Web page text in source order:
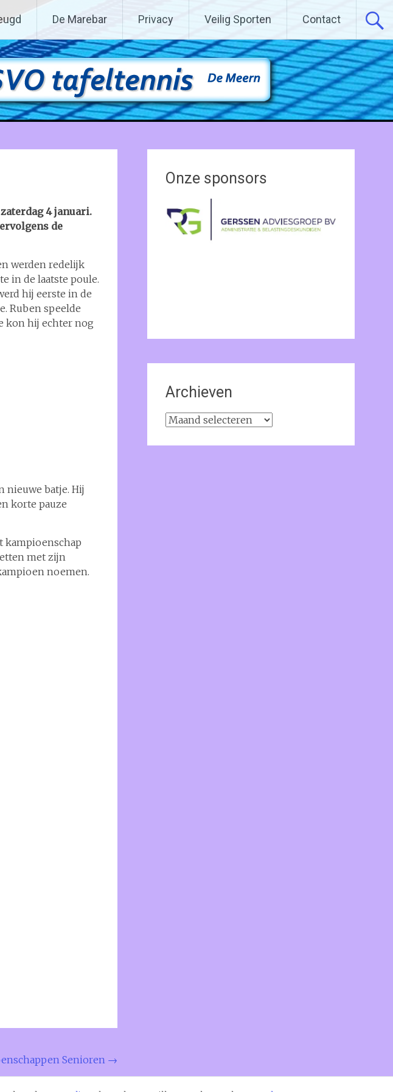
De Marebar Privacy Veilig Sporten Contact
4 januari.
de
werden redelijk
in de laatste poule.
hij eerste in de
Ruben speelde
kon hij echter nog
nieuwe batje. Hij
korte pauze
kampioenschap
met zijn
noemen.
Senioren →
Onze sponsors
Archieven
Archieven